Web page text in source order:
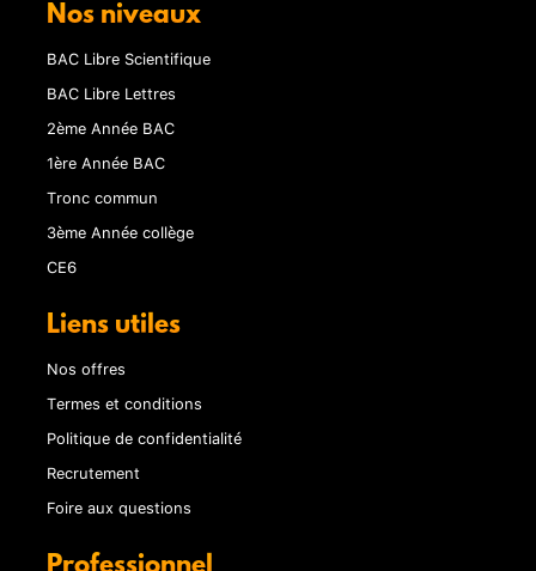
Nos niveaux
BAC Libre Scientifique
BAC Libre Lettres
2ème Année BAC
1ère Année BAC
Tronc commun
3ème Année collège
CE6
Liens utiles
Nos offres
Termes et conditions
Politique de confidentialité
Recrutement
Foire aux questions